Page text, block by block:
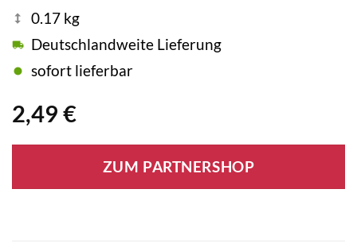
2,49 €
0.17 kg
Deutschlandweite Lieferung
sofort lieferbar
ZUM PARTNERSHOP